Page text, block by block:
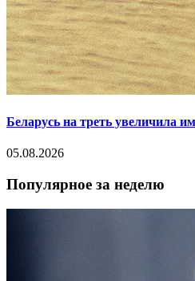
Беларусь на треть увеличила
05.08.2026
Популярное за неделю